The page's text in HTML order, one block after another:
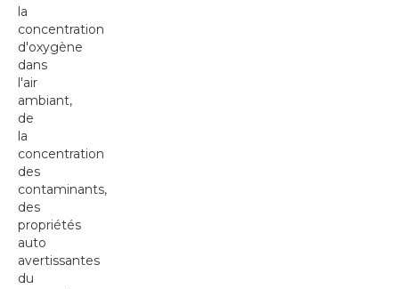
la
concentration
d'oxygène
dans
l'air
ambiant,
de
la
concentration
des
contaminants,
des
propriétés
auto
avertissantes
du